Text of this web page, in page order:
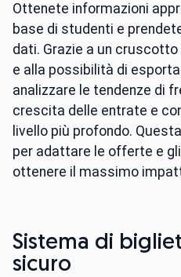
Ottenete informazioni
base di studenti e
dati. Grazie a un
e alla possibilità di
analizzare le tendenze di
crescita delle entrate e
livello più profondo.
per adattare le offerte e
ottenere il massimo
Sistema di
sicuro